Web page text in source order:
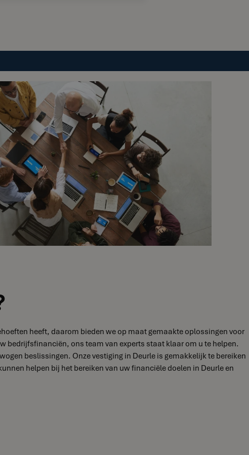
heeft, daarom bieden we op maat gemaakte oplossingen voor
bedrijfsfinanciën, ons team van experts staat klaar om u te helpen.
beslissingen. Onze vestiging in Deurle is gemakkelijk te bereiken
helpen bij het bereiken van uw financiële doelen in Deurle en